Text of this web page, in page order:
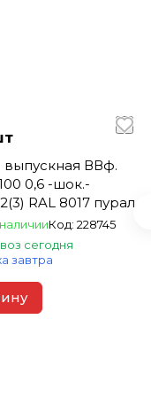
выпускная ВВф.
0,6 -шок.-
RAL 8017 пурал
Код: 228745
сегодня
завтра